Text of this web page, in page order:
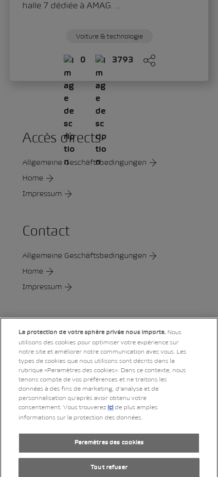
halle 7 dédiée à AMAG. ...
Voiture & technologie
0 3793
Accès directs
Allgemeine Geschäftsbedingungen
Home
Impressum
Contact
Allgemeine Geschäftsbedingungen
Home
Impressum
LinkedIn
XingTwitterYouTube
Instagram
Impressum
Déclaration de protection des données
by Web­sa­mu­rai AG
La protection de votre sphère privée nous importe. Nous
utilisons des cookies pour optimiser votre expérience sur
notre site et améliorer notre communication avec vous. Les
types de cookies que nous utilisons sont décrits dans la
rubrique «Paramètres des cookies». Dans ce contexte, nous
tenons compte de vos préférences et ne traitons les
données à des fins de marketing, d’analyse et de
personnalisation qu’après avoir obtenu votre
consentement. Vous trouverez ici de plus amples
informations sur la protection des données.
Paramètres des cookies
Tout refuser